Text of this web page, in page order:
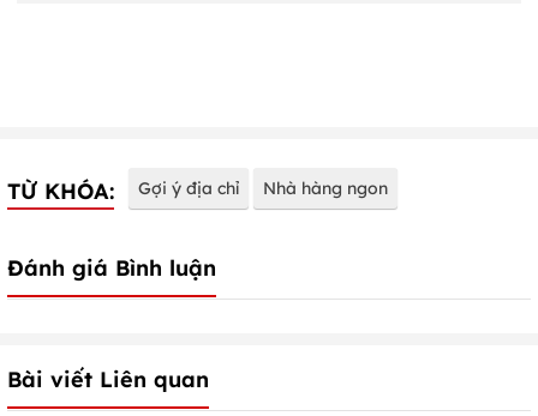
TỪ KHÓA: Gợi ý địa chỉ Nhà hàng ngon
Đánh giá Bình luận
Bài viết Liên quan